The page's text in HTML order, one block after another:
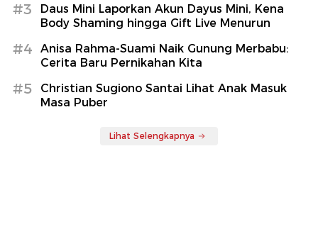
#3
Daus Mini Laporkan Akun Dayus Mini, Kena
Body Shaming hingga Gift Live Menurun
#4
Anisa Rahma-Suami Naik Gunung Merbabu:
Cerita Baru Pernikahan Kita
#5
Christian Sugiono Santai Lihat Anak Masuk
Masa Puber
Lihat Selengkapnya